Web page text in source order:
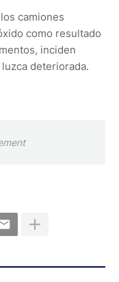
camiones
como resultado
inciden
deteriorada.